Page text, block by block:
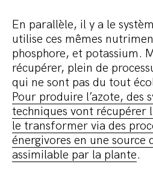
En parallèle, il y a le
utilise ces mêmes
phosphore, et potassium.
récupérer, plein de
qui ne sont pas du tout
Pour produire l’azote, des
techniques vont récupérer
le transformer via des
énergivores en une source
assimilable par la plante.